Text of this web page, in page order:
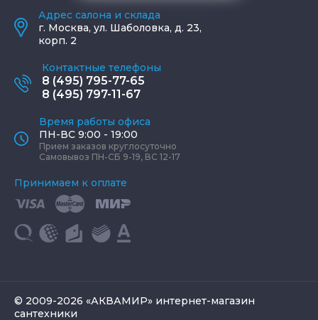
Адрес салона и склада
г. Москва, ул. Шаболовка, д. 23,
корп. 2
Контактные телефоны
8 (495) 795-77-65
8 (495) 797-11-67
Время работы офиса
ПН-ВС 9:00 - 19:00
Прием заказов круглосуточно
Самовывоз ПН-СБ 9-19, ВС 12-17
Принимаем к оплате
© 2009-2026 «АКВАМИР» интернет-магазин
сантехники